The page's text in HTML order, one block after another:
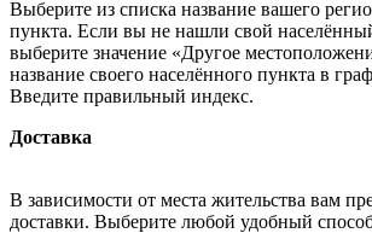
Выберите из списка название вашего
пункта. Если вы не нашли свой
выберите значение «Другое
название своего населённого пункта в
Введите правильный индекс.
Доставка
В зависимости от места жительства вам
доставки. Выберите любой удобный